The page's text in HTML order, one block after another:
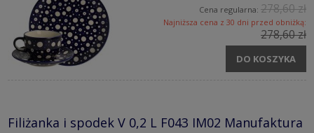
Cena regularna: 278,60 zł
Najniższa cena z 30 dni przed obniżką:
278,60 zł
DO KOSZYKA
Filiżanka i spodek V 0,2 L F043 IM02 Manufaktura